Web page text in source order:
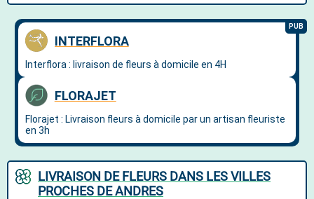
LIVRAISON DE FLEURS DANS LES VILLES
PROCHES DE ANDRES